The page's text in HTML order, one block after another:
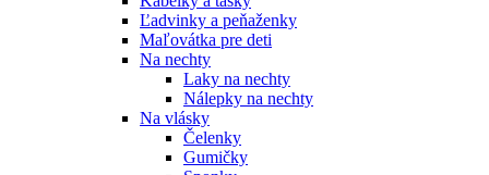
Ľadvinky a peňaženky
Maľovátka pre deti
Na nechty
Laky na nechty
Nálepky na nechty
Na vlásky
Čelenky
Gumičky